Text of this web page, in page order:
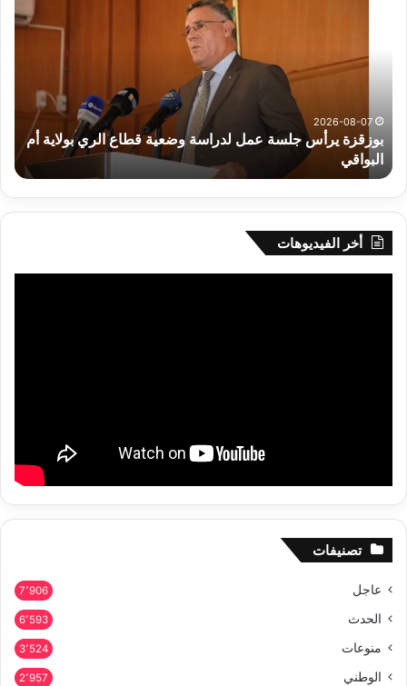
لدراسة
الري
بولاية
البواقي
2026-08-07
بوزقزة يرأس جلسة عمل لدراسة وضعية قطاع الري بولاية أم
البواقي
أخر الفيديوهات
تصنيفات
عاجل 7٬906
الحدث 6٬593
منوعات 3٬524
الوطني 2٬957